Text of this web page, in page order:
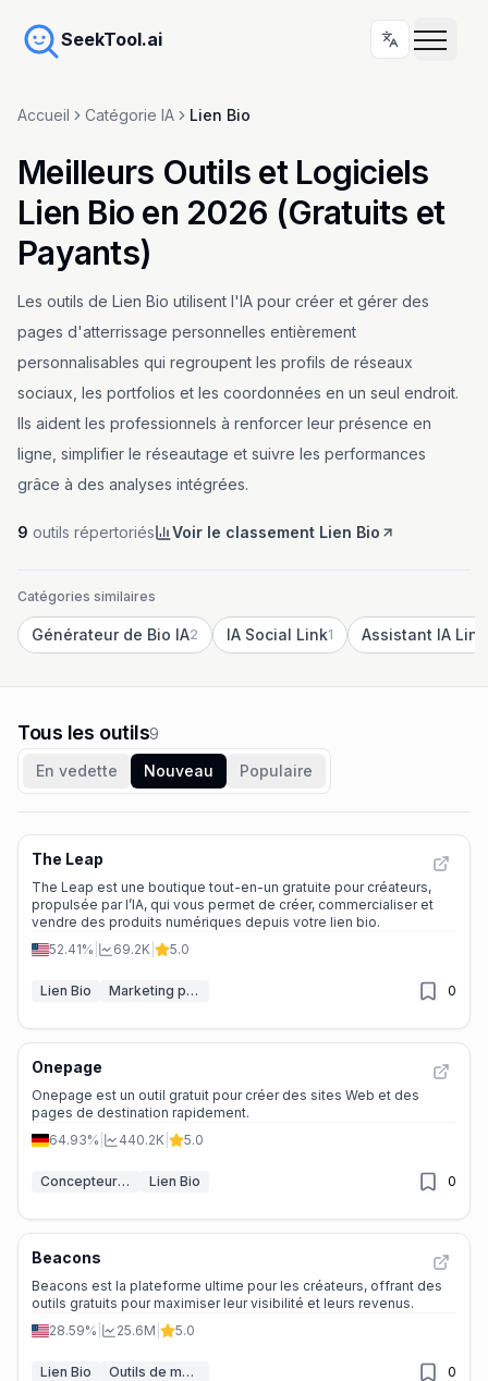
SeekTool.ai
Accueil Catégorie IA Lien Bio
Meilleurs Outils et Logiciels
Lien Bio en 2026 (Gratuits et
Payants)
Les outils de Lien Bio utilisent l'IA pour créer et gérer des
pages d'atterrissage personnelles entièrement
personnalisables qui regroupent les profils de réseaux
sociaux, les portfolios et les coordonnées en un seul endroit.
Ils aident les professionnels à renforcer leur présence en
ligne, simplifier le réseautage et suivre les performances
grâce à des analyses intégrées.
9 outils répertoriés Voir le classement Lien Bio
Catégories similaires
Générateur de Bio IA2 IA Social Link1 Assistant IA
Tous les outils9
En vedette
Nouveau Populaire
The Leap
The Leap est une boutique tout-en-un gratuite pour créateurs,
propulsée par l’IA, qui vous permet de créer, commercialiser et
vendre des produits numériques depuis votre lien bio.
52.41%
69.2K 5.0
Lien Bio Marketing par email IA 0
Onepage
Onepage est un outil gratuit pour créer des sites Web et des
pages de destination rapidement.
64.93%
440.2K 5.0
Concepteur de site web IA Lien Bio 0
Beacons
Beacons est la plateforme ultime pour les créateurs, offrant des
outils gratuits pour maximiser leur visibilité et leurs revenus.
28.59%
25.6M 5.0
Lien Bio Outils de marketing d’influence par IA 0